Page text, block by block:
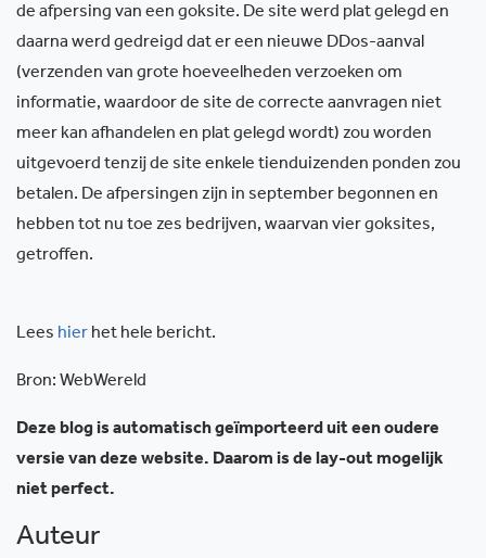
de afpersing van een goksite. De site werd plat gelegd en
daarna werd gedreigd dat er een nieuwe DDos-aanval
(verzenden van grote hoeveelheden verzoeken om
informatie, waardoor de site de correcte aanvragen niet
meer kan afhandelen en plat gelegd wordt) zou worden
uitgevoerd tenzij de site enkele tienduizenden ponden zou
betalen. De afpersingen zijn in september begonnen en
hebben tot nu toe zes bedrijven, waarvan vier goksites,
getroffen.
Lees hier het hele bericht.
Bron: WebWereld
Deze blog is automatisch geïmporteerd uit een oudere
versie van deze website. Daarom is de lay-out mogelijk
niet perfect.
Auteur